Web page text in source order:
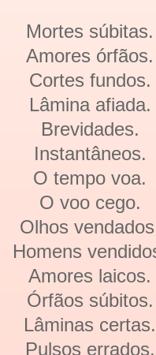
Mortes súbitas.
Amores órfãos.
Cortes fundos.
Lâmina afiada.
Brevidades.
Instantâneos.
O tempo voa.
O voo cego.
Olhos
Homens
Amores laicos.
Órfãos súbitos.
Lâminas certas.
Pulsos errados.